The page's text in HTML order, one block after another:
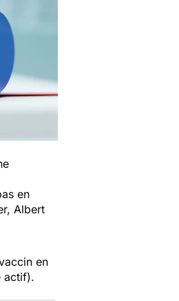
en
Albert
en
actif).